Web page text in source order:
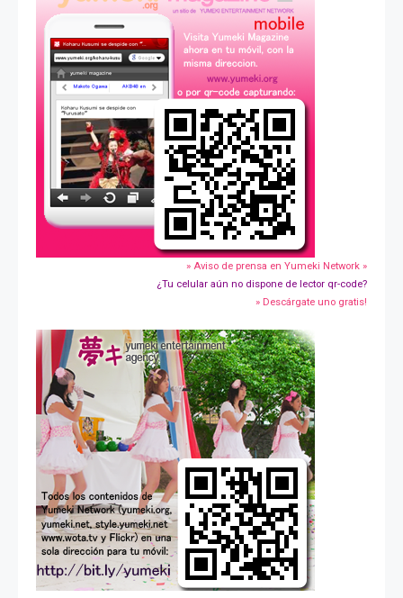
» Aviso de prensa en Yumeki Network »
¿Tu celular aún no dispone de lector qr-code?
» Descárgate uno gratis!